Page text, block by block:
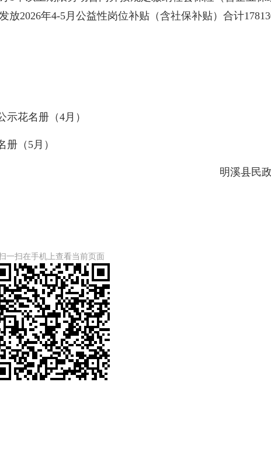
2026年4-5月公益性岗位补贴（含社保补贴）合计
花名册（4月）
（5月）
明溪县民政
一扫在手机上查看当前页面